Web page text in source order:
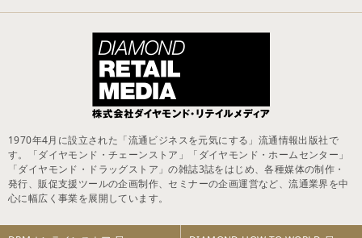
1970年4月に設立された「流通ビジネスを元気にする」流通情報出版社で
す。「ダイヤモンド・チェーンストア」「ダイヤモンド・ホームセンター」
「ダイヤモンド・ドラッグストア」の雑誌3誌をはじめ、各種媒体の制作・
発行、販促支援ツールの企画制作、セミナーの企画運営など、流通業界を中
心に幅広く事業を展開しています。